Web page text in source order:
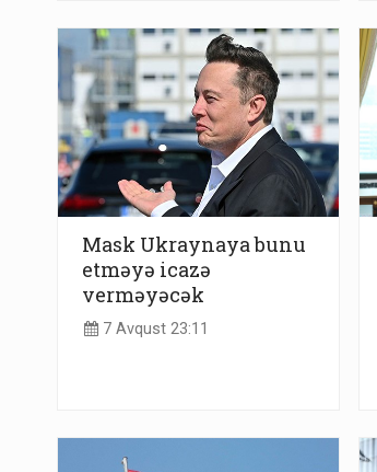
Mask Ukraynaya bunu
etməyə icazə
verməyəcək
7 Avqust 23:11